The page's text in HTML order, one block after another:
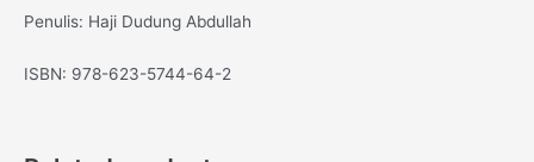
Penulis: Haji Dudung Abdullah
ISBN: 978-623-5744-64-2